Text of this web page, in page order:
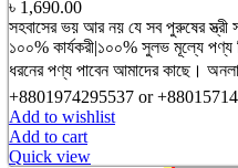
৳ 1,690.00
সহবাসের ভয় আর নয় যে সব পুরুষের স্ত্রী
১০০% কার্যকরী|১০০% সুলভ মূল্যে
ধরনের পণ্য পাবেন আমাদের কাছে।
+8801974295537 or
Add to wishlist
Add to cart
Quick view